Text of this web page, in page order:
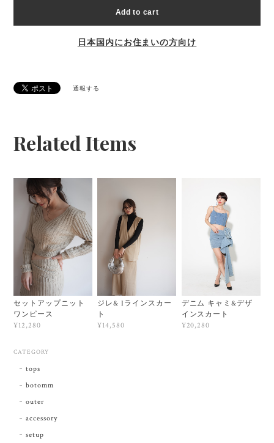
Add to cart
日本国内にお住まいの方向け
通報する
Related Items
セットアップニット
ワンピース
¥12,280
ジレ& Iラインスカー
ト
¥14,580
デニム キャミ&デザ
インスカート
¥20,280
CATEGORY
tops
botomm
outer
accessory
setup